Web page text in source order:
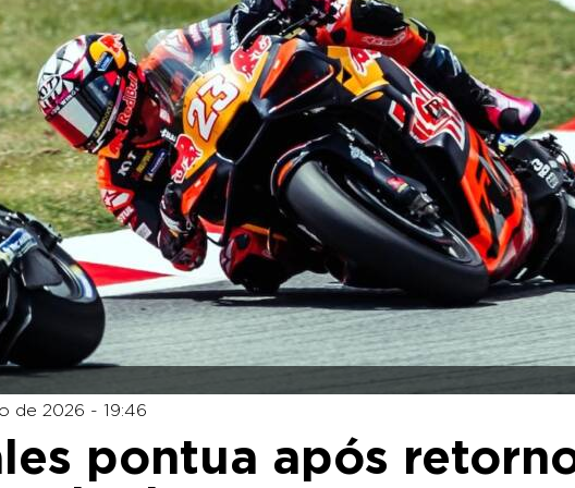
de 2026 - 19:46
pontua após